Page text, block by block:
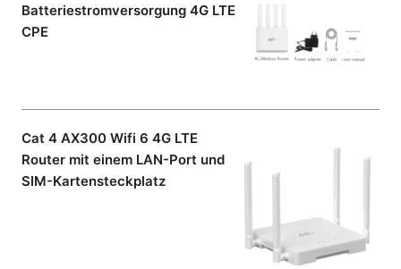
Batteriestromversorgung 4G LTE
CPE
Cat 4 AX300 Wifi 6 4G LTE
Router mit einem LAN-Port und
SIM-Kartensteckplatz